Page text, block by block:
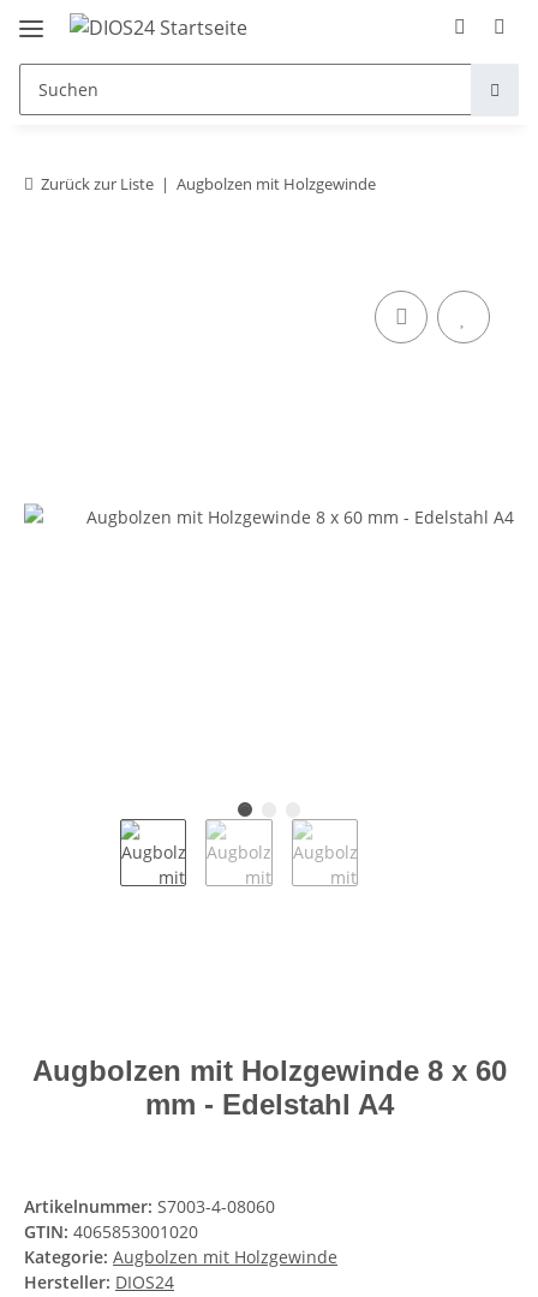
Zurück zur Liste Augbolzen mit Holzgewinde
Augbolzen mit Holzgewinde 8 x 60
mm - Edelstahl A4
Artikelnummer: S7003-4-08060
GTIN: 4065853001020
Kategorie: Augbolzen mit Holzgewinde
Hersteller: DIOS24